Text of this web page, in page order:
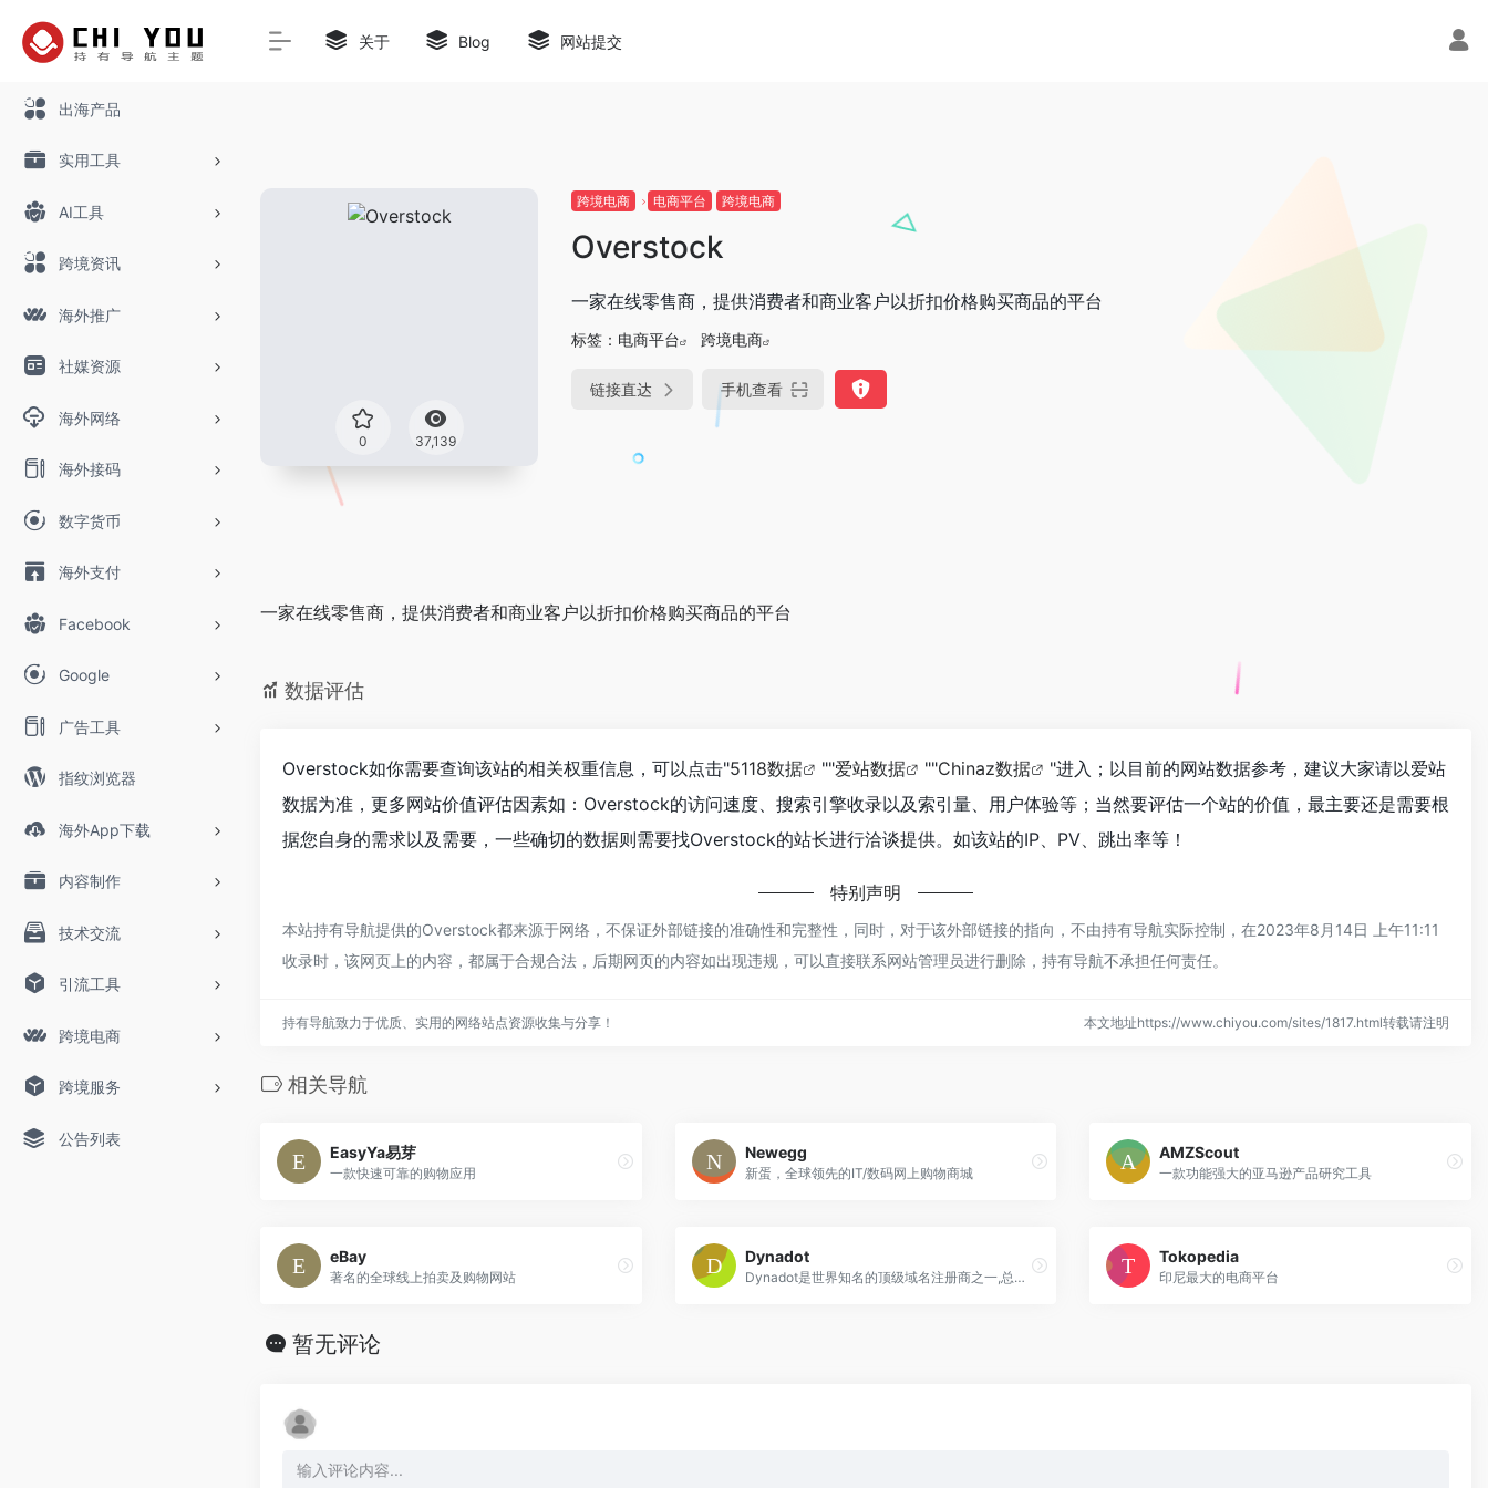
出海产品
实用工具
AI工具
跨境资讯
海外推广
社媒资源
海外网络
海外接码
数字货币
海外支付
Facebook
Google
广告工具
指纹浏览器
海外App下载
内容制作
技术交流
引流工具
跨境电商
跨境服务
公告列表
关于 Blog 网站提交
0 37,139
跨境电商 电商平台 跨境电商
Overstock
一家在线零售商，提供消费者和商业客户以折扣价格购买商品的平台
标签： 电商平台 跨境电商
链接直达 手机查看
一家在线零售商，提供消费者和商业客户以折扣价格购买商品的平台
数据评估
Overstock如你需要查询该站的相关权重信息，可以点击"5118数据 ""爱站数据 ""Chinaz数据
"进入；以目前的网站数据参考，建议大家请以爱站
数据为准，更多网站价值评估因素如：Overstock的访问速度、搜索引擎收录以及索引量、用户体验等；当然要评估一个站的价值，最主要还是需要根
据您自身的需求以及需要，一些确切的数据则需要找Overstock的站长进行洽谈提供。如该站的IP、PV、跳出率等！
特别声明
本站持有导航提供的Overstock都来源于网络，不保证外部链接的准确性和完整性，同时，对于该外部链接的指向，不由持有导航实际控制，在2023年8月14日 上午11:11
收录时，该网页上的内容，都属于合规合法，后期网页的内容如出现违规，可以直接联系网站管理员进行删除，持有导航不承担任何责任。
持有导航致力于优质、实用的网络站点资源收集与分享！ 本文地址https://www.chiyou.com/sites/1817.html转载请注明
相关导航
EasyYa易芽
一款快速可靠的购物应用
Newegg
新蛋，全球领先的IT/数码网上购物商城
AMZScout
一款功能强大的亚马逊产品研究工具
eBay
著名的全球线上拍卖及购物网站
Dynadot
Dynadot是世界知名的顶级域名注册商之一,总部坐落于旧金山“硅谷”。
Tokopedia
印尼最大的电商平台
暂无评论